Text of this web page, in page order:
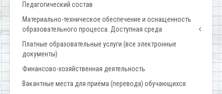
Педагогический состав
Материально-техническое обеспечение и оснащенность
образовательного процесса. Доступная среда
Платные образовательные услуги (все электронные
документы)
Финансово-хозяйственная деятельность
Вакантные места для приёма (перевода) обучающихся